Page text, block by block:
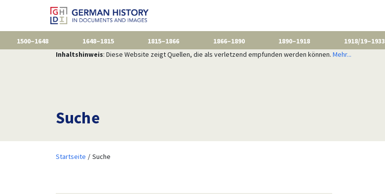
1500–1648 1648–1815 1815–1866 1866–1890 1890–1918 1918/19–1933
Inhaltshinweis: Diese Website zeigt Quellen, die als verletzend empfunden werden können. Mehr...
Suche
Startseite Suche